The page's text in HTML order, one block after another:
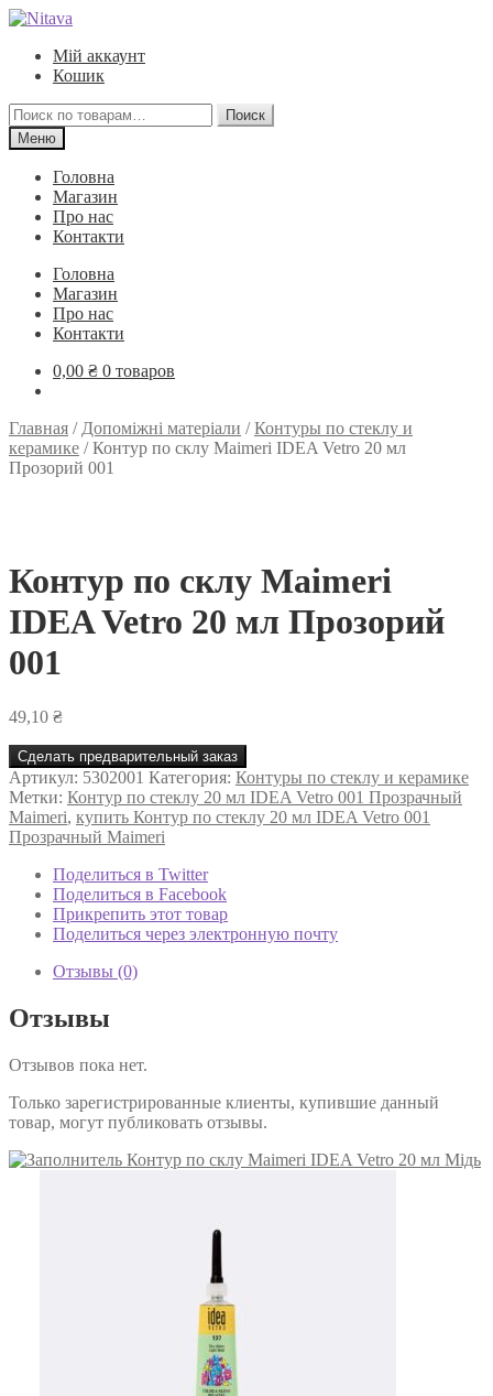
Перейти
навигации
Перейти
содержимому
Мій аккаунт
Кошик
Искать:
Поиск
Меню
Головна
Магазин
Про нас
Контакти
Головна
Магазин
Про нас
Контакти
0,00 ₴ 0 товаров
Главная / Допоміжні матеріали /Контуры по стеклу и
керамике /Контур по склу Maimeri IDEA Vetro 20 мл
Прозорий 001
Контур по склу Maimeri
IDEA Vetro 20 мл Прозорий
001
49,10 ₴
Сделать предварительный заказ
Артикул: 5302001 Категория: Контуры по стеклу и керамике
Метки: Контур по стеклу 20 мл IDEA Vetro 001 Прозрачный
Maimeri, купить Контур по стеклу 20 мл IDEA Vetro 001
Прозрачный Maimeri
Поделиться в Twitter
Поделиться в Facebook
Прикрепить этот товар
Поделиться через электронную почту
Отзывы (0)
Отзывы
Отзывов пока нет.
Только зарегистрированные клиенты, купившие данный
товар, могут публиковать отзывы.
Контур по склу Maimeri IDEA Vetro 20 мл Мідь